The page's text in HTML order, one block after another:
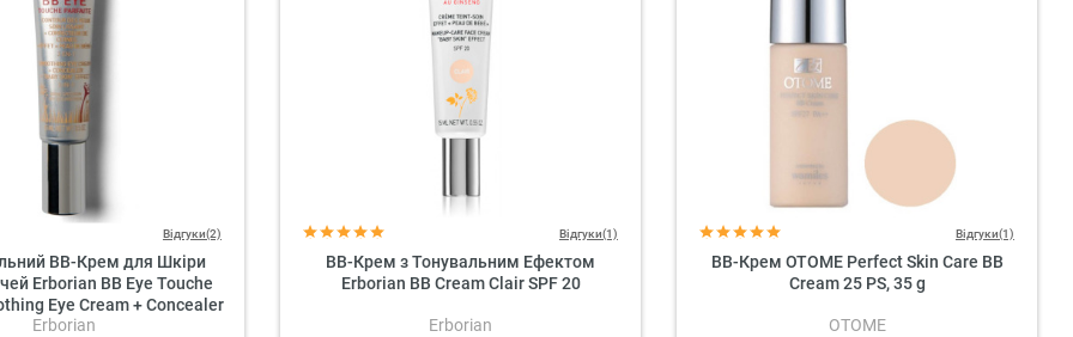
Відгуки(2)
BB-Крем для Шкіри
Erborian BB Eye Touche
Eye Cream + Concealer
SPF 20
Erborian
Відгуки(1)
BB-Крем з Тонувальним Ефектом
Erborian BB Cream Clair SPF 20
Erborian
Відгуки(1)
ВВ-Крем OTOME Perfect Skin Care BB
Cream 25 PS, 35 g
OTOME